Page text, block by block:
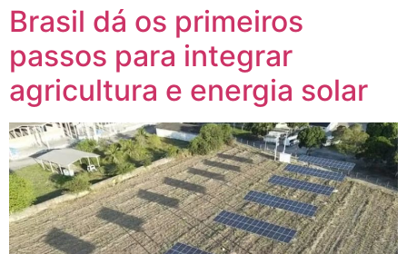
Brasil dá os primeiros
passos para integrar
agricultura e energia solar